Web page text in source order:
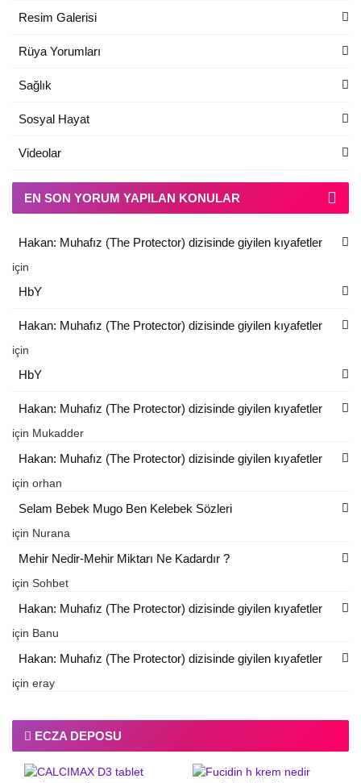
Resim Galerisi
Rüya Yorumları
Sağlık
Sosyal Hayat
Videolar
EN SON YORUM YAPILAN KONULAR
Hakan: Muhafız (The Protector) dizisinde giyilen kıyafetler
için
HbY
Hakan: Muhafız (The Protector) dizisinde giyilen kıyafetler
için
HbY
Hakan: Muhafız (The Protector) dizisinde giyilen kıyafetler
için Mukadder
Hakan: Muhafız (The Protector) dizisinde giyilen kıyafetler
için orhan
Selam Bebek Mugo Ben Kelebek Sözleri
için Nurana
Mehir Nedir-Mehir Miktarı Ne Kadardır ?
için Sohbet
Hakan: Muhafız (The Protector) dizisinde giyilen kıyafetler
için Banu
Hakan: Muhafız (The Protector) dizisinde giyilen kıyafetler
için eray
ECZA DEPOSU